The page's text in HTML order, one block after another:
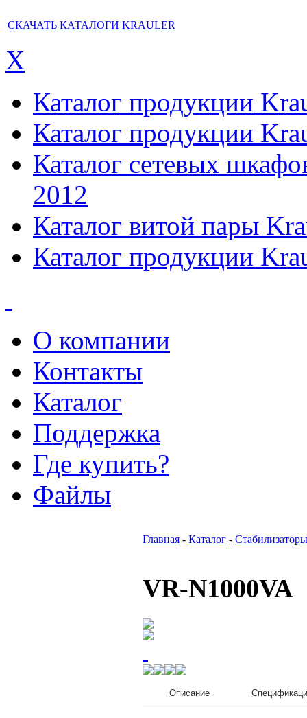
СКАЧАТЬ КАТАЛОГИ KRAULER
X
Каталог продукции
Каталог продукции
Каталог сетевых
2012
Каталог витой пары
Каталог продукции
О компании
Контакты
Каталог
Поддержка
Где купить?
Файлы
Главная - Каталог -
VR-N1000VA
Описание